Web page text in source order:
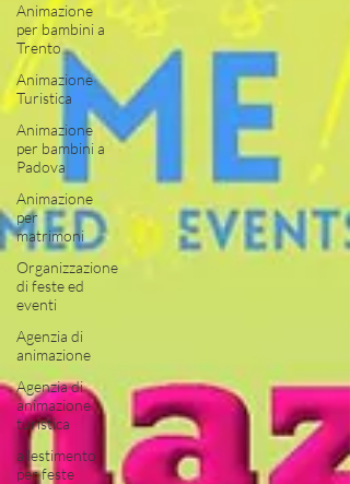
Animazione
per bambini a
Trento
Animazione
Turistica
Animazione
per bambini a
Padova
Animazione
per
matrimoni
Organizzazione
di feste ed
eventi
Agenzia di
animazione
Agenzia di
animazione
turistica
allestimento
per feste